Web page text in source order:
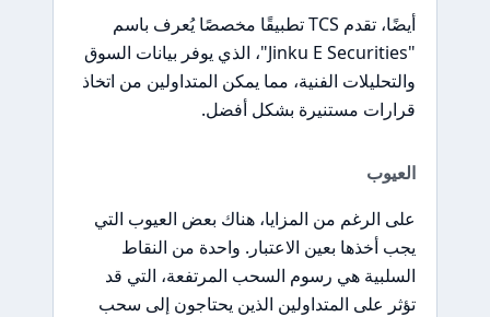
أيضًا، تقدم TCS تطبيقًا مخصصًا يُعرف باسم
"Jinku E Securities"، الذي يوفر بيانات السوق
والتحليلات الفنية، مما يمكن المتداولين من اتخاذ
قرارات مستنيرة بشكل أفضل.
العيوب
على الرغم من المزايا، هناك بعض العيوب التي
يجب أخذها بعين الاعتبار. واحدة من النقاط
السلبية هي رسوم السحب المرتفعة، التي قد
تؤثر على المتداولين الذين يحتاجون إلى سحب